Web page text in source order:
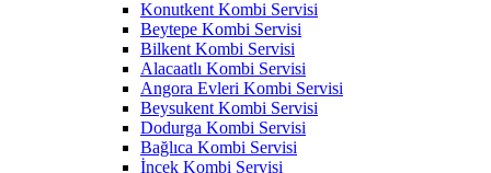
Konutkent Kombi Servisi
Beytepe Kombi Servisi
Bilkent Kombi Servisi
Alacaatlı Kombi Servisi
Angora Evleri Kombi Servisi
Beysukent Kombi Servisi
Dodurga Kombi Servisi
Bağlıca Kombi Servisi
İncek Kombi Servisi